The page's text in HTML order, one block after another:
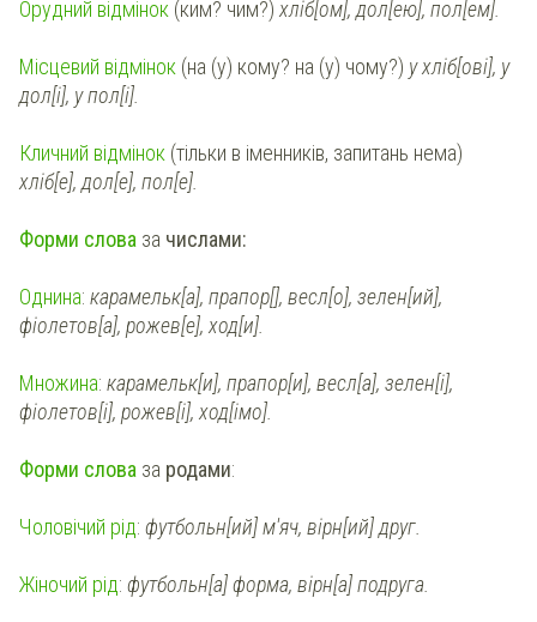
Орудний відмінок (ким? чим?) хліб[ом], дол[ею], пол[ем].
Місцевий відмінок (на (у) кому? на (у) чому?) у хліб[ові], у
дол[і], у пол[і].
Кличний відмінок (тільки в іменників, запитань нема)
хліб[е], дол[е], пол[е].
Форми слова за числами:
Однина: карамельк[а], прапор[], весл[о], зелен[ий],
фіолетов[а], рожев[е], ход[и].
Множина: карамельк[и], прапор[и], весл[а], зелен[і],
фіолетов[і], рожев[і], ход[імо].
Форми слова за родами:
Чоловічий рід: футбольн[ий] м'яч, вірн[ий] друг.
Жіночий рід: футбольн[а] форма, вірн[а] подруга.